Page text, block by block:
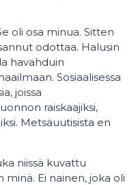
oli osa minua. Sitten
odottaa. Halusin
havahduin
Sosiaalisessa
joissa
raiskaajiksi,
Metsäuutisista en
niissä kuvattu
minä. Ei nainen, joka oli